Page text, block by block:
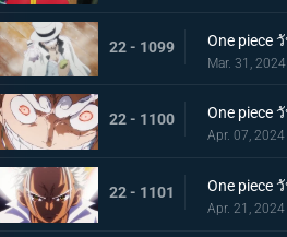
22 - 1099
Mar. 31, 2024
22 - 1100
Apr. 07, 2024
22 - 1101
Apr. 21, 2024